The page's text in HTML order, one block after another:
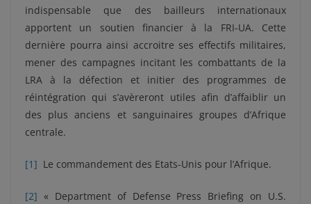
indispensable que des bailleurs internationaux
apportent un soutien financier à la FRI-UA. Cette
dernière pourra ainsi accroitre ses effectifs militaires,
mener des campagnes incitant les combattants de la
LRA à la défection et initier des programmes de
réintégration qui s’avèreront utiles afin d’affaiblir un
des plus anciens et sanguinaires groupes d’Afrique
centrale.
[1] Le commandement des Etats-Unis pour l’Afrique.
[2] « Department of Defense Press Briefing on U.S.